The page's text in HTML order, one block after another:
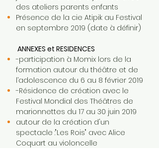
des ateliers parents enfants
Présence de la cie Atipik au Festival
en septembre 2019 (date à définir)
ANNEXES et RESIDENCES
-participation à Momix lors de la
formation autour du théâtre et de
l’adolescence du 6 au 8 février 2019
-Résidence de création avec le
Festival Mondial des Théâtres de
marionnettes du 17 au 30 juin 2019
autour de la création d'un
spectacle :"Les Rois" avec Alice
Coquart au violoncelle